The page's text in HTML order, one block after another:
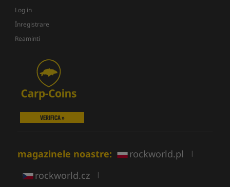
Log in
Înregistrare
Reaminti
VERIFICA »
magazinele noastre: rockworld.pl |
rockworld.cz |